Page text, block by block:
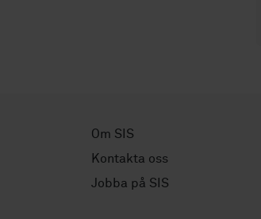
Om SIS
Kontakta oss
Jobba på SIS